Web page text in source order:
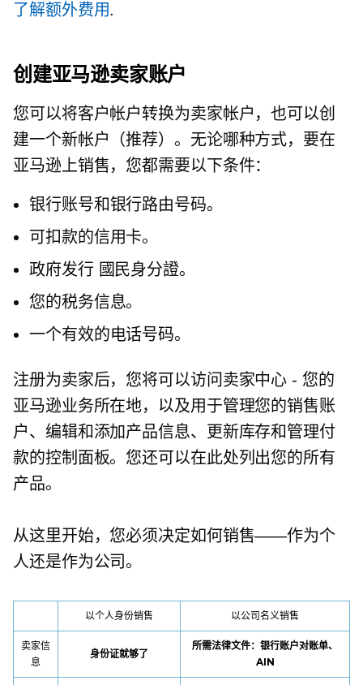
了解额外费用.
创建亚马逊卖家账户
您可以将客户帐户转换为卖家帐户，也可以创
建一个新帐户（推荐）。无论哪种方式，要在
亚马逊上销售，您都需要以下条件：
银行账号和银行路由号码。
可扣款的信用卡。
政府发行 國民身分證。
您的税务信息。
一个有效的电话号码。
注册为卖家后，您将可以访问卖家中心 - 您的
亚马逊业务所在地，以及用于管理您的销售账
户、编辑和添加产品信息、更新库存和管理付
款的控制面板。您还可以在此处列出您的所有
产品。
从这里开始，您必须决定如何销售——作为个
人还是作为公司。
以个人身份销售 以公司名义销售
卖家信
息
身份证就够了
所需法律文件：银行账户对账单、
AIN